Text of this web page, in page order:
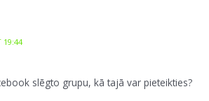
19:44
slēgto grupu, kā tajā var pieteikties?